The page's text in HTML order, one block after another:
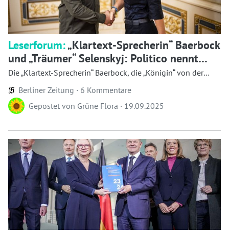
Leserforum:„Klartext-Sprecherin“ Baerbock
und „Träumer“ Selenskyj: Politico nennt
Personen des Jahres 2024
Die „Klartext-Sprecherin“ Baerbock, die „Königin“ von der
Berliner Zeitung · 6 Kommentare
Gepostet von Grüne Flora · 19.09.2025